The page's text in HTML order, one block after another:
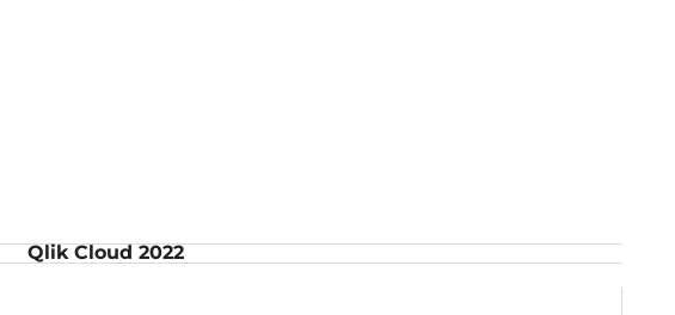
Qlik Cloud 2022